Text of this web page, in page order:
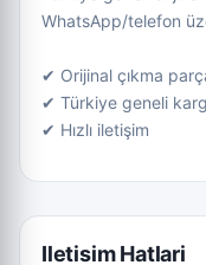
WhatsApp/telefon
✔ Orijinal çıkma
✔ Türkiye geneli
✔ Hızlı iletişim
Iletisim Hatlari